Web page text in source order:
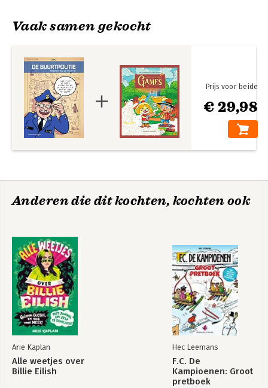
Vaak samen gekocht
€ 29,98
Prijs voor beide
Anderen die dit kochten, kochten ook
Arie Kaplan
Alle weetjes over
Billie Eilish
Hec Leemans
F.C. De
Kampioenen: Groot
pretboek